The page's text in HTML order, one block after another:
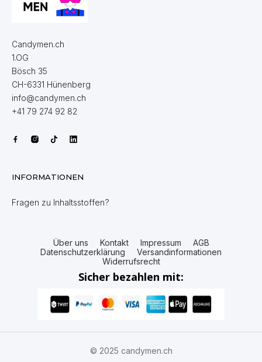
Candymen.ch
1.OG
Bösch 35
CH-6331 Hünenberg
info@candymen.ch
+41 79 274 92 82
INFORMATIONEN
Fragen zu Inhaltsstoffen?
Über uns Kontakt Impressum
AGB
Datenschutzerklärung
Versandinformationen
Widerrufsrecht
Sicher bezahlen mit:
© 2025 candymen.ch